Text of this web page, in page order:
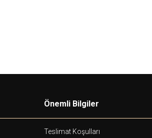
Önemli Bilgiler
Teslimat Koşulları